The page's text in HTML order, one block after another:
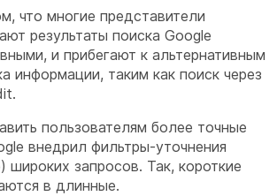
что многие представители
результаты поиска Google
и прибегают к альтернативным
информации, таким как поиск через
пользователям более точные
внедрил фильтры-уточнения
широких запросов. Так, короткие
в длинные.